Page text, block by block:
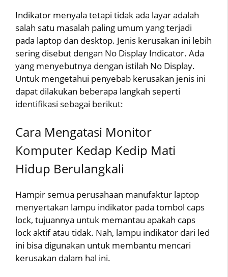
Indikator menyala tetapi tidak ada layar adalah
salah satu masalah paling umum yang terjadi
pada laptop dan desktop. Jenis kerusakan ini lebih
sering disebut dengan No Display Indicator. Ada
yang menyebutnya dengan istilah No Display.
Untuk mengetahui penyebab kerusakan jenis ini
dapat dilakukan beberapa langkah seperti
identifikasi sebagai berikut:
Cara Mengatasi Monitor
Komputer Kedap Kedip Mati
Hidup Berulangkali
Hampir semua perusahaan manufaktur laptop
menyertakan lampu indikator pada tombol caps
lock, tujuannya untuk memantau apakah caps
lock aktif atau tidak. Nah, lampu indikator dari led
ini bisa digunakan untuk membantu mencari
kerusakan dalam hal ini.